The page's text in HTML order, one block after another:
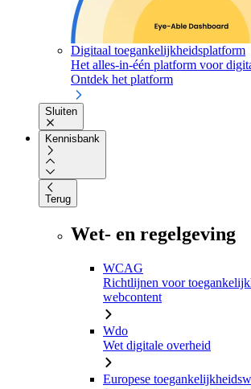
Digitaal toegankelijkheidsplatform
Het alles-in-één platform voor
Ontdek het platform
Sluiten
Kennisbank
Terug
Wet- en regelgeving
WCAG
Richtlijnen voor
webcontent
Wdo
Wet digitale overheid
Europese